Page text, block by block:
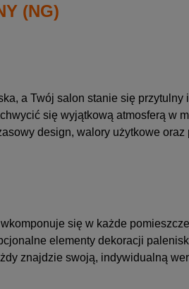
(NG)
a Twój salon stanie się przytulny
się wyjątkową atmosferą w
design, walory użytkowe oraz
się w każde
elementy dekoracji
znajdzie swoją, indywidualną